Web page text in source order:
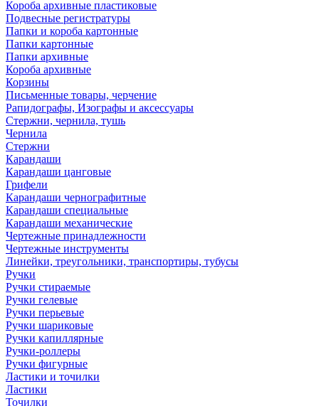
Короба архивные пластиковые
Подвесные регистратуры
Папки и короба картонные
Папки картонные
Папки архивные
Короба архивные
Корзины
Письменные товары, черчение
Рапидографы, Изографы и аксессуары
Стержни, чернила, тушь
Чернила
Стержни
Карандаши
Карандаши цанговые
Грифели
Карандаши чернографитные
Карандаши специальные
Карандаши механические
Чертежные принадлежности
Чертежные инструменты
Линейки, треугольники, транспортиры, тубусы
Ручки
Ручки стираемые
Ручки гелевые
Ручки перьевые
Ручки шариковые
Ручки капиллярные
Ручки-роллеры
Ручки фигурные
Ластики и точилки
Ластики
Точилки